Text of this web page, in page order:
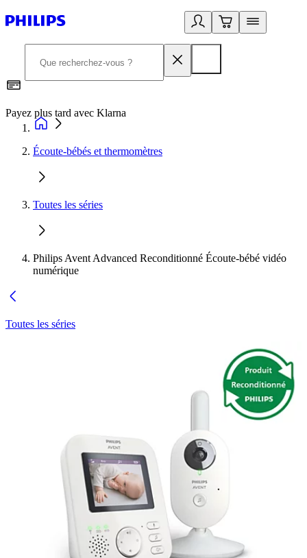
Payez plus tard avec Klarna
Écoute-bébés et thermomètres
Toutes les séries
Philips Avent Advanced Reconditionné Écoute-bébé vidéo
numérique
Toutes les séries